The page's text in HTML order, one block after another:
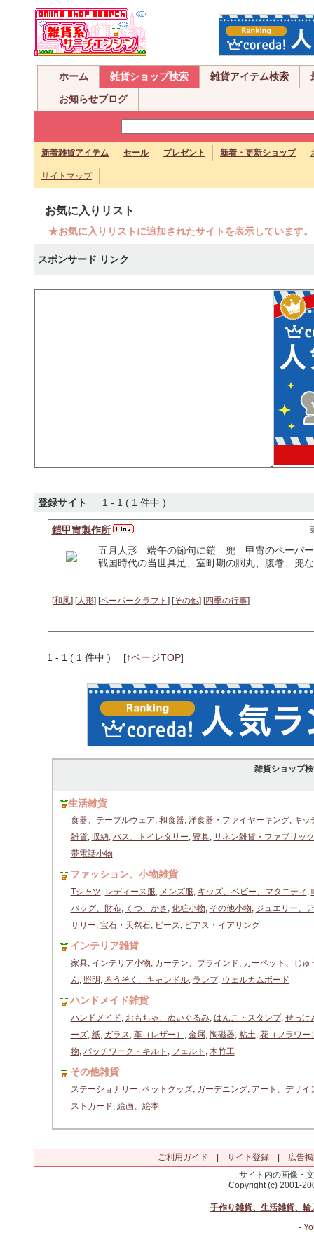
ホーム 雑貨ショップ検索 雑貨アイテム検索
お知らせブログ
新着雑貨アイテム セール プレゼント 新着・更新ショップ
サイトマップ
お気に入りリスト
★お気に入りリストに追加されたサイトを表示しています
スポンサード リンク
登録サイト 1 - 1 ( 1 件中 )
鎧甲冑製作所
五月人形 端午の節句に鎧 兜 甲冑のペーパー
戦国時代の当世具足、室町期の胴丸、腹巻、兜
[和風] [人形] [ペーパークラフト ] [その他] [四季の行事]
1 - 1 ( 1 件中 ) [↑ページTOP]
雑貨ショップ
生活雑貨
食器、テーブルウェア, 和食器, 洋食器・ファイヤーキング, キッ
雑貨, 収納, バス、トイレタリー, 寝具, リネン雑貨・ファブリック
帯電話小物
ファッション、小物雑貨
Tシャツ, レディース服, メンズ服, キッズ、ベビー、マタニティ ,
バッグ、財布, くつ、かさ , 化粧小物, その他小物, ジュエリー、
サリー, 宝石・天然石, ビーズ, ピアス・イアリング
インテリア雑貨
家具, インテリア小物, カーテン、ブラインド, カーペット、じゅ
ん, 照明 , ろうそく、キャンドル, ランプ, ウェルカムボード
ハンドメイド雑貨
ハンドメイド, おもちゃ、ぬいぐるみ, はんこ・スタンプ, せっけ
ーズ, 紙, ガラス, 革（レザー） , 金属, 陶磁器, 粘土, 花（フラワー
物, パッチワーク・キルト , フェルト , 木竹工
その他雑貨
ステーショナリー, ペットグッズ, ガーデニング, アート、デザイ
ストカード, 絵画、絵本
ご利用ガイド サイト登録|
広告
サイト内の画像・
Copyright (c) 2001-
手作り雑貨、生活雑貨、
-